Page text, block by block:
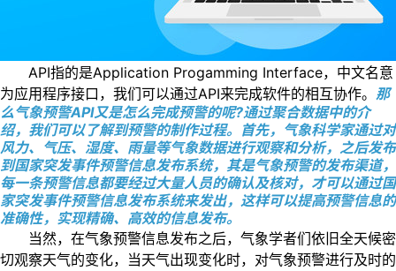
API指的是Application Progamming Interface，中文名意
为应用程序接口，我们可以通过API来完成软件的相互协作。 那
么气象预警API又是怎么完成预警的呢?通过聚合数据中的介
绍，我们可以了解到预警的制作过程。首先，气象科学家通过对
风力、气压、湿度、雨量等气象数据进行观察和分析，之后发布
到国家突发事件预警信息发布系统，其是气象预警的发布渠道，
每一条预警信息都要经过大量人员的确认及核对，才可以通过国
家突发事件预警信息发布系统来发出，这样可以提高预警信息的
准确性，实现精确、高效的信息发布。
当然，在气象预警信息发布之后，气象学者们依旧全天候密
切观察天气的变化，当天气出现变化时，对气象预警进行及时的